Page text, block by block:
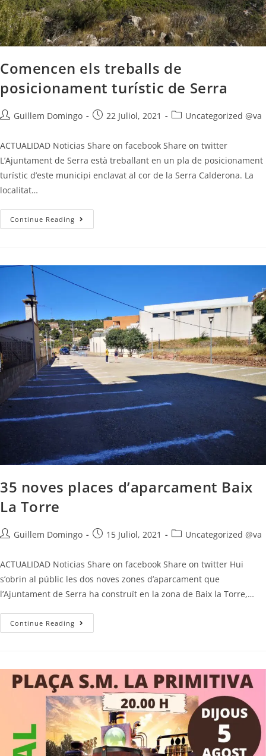
Comencen els treballs de
posicionament turístic de Serra
Guillem Domingo 22 Juliol, 2021 Uncategorized @va
ACTUALIDAD Noticias Share on facebook Share on twitter
L’Ajuntament de Serra està treballant en un pla de posicionament
turístic d’este municipi enclavat al cor de la Serra Calderona. La
localitat…
Continue Reading
35 noves places d’aparcament Baix
La Torre
Guillem Domingo 15 Juliol, 2021 Uncategorized @va
ACTUALIDAD Noticias Share on facebook Share on twitter Hui
s’obrin al públic les dos noves zones d’aparcament que
l’Ajuntament de Serra ha construït en la zona de Baix la Torre,…
Continue Reading